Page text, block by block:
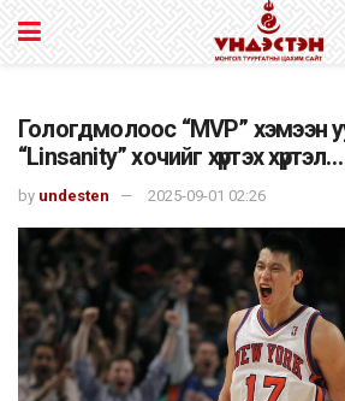
Гологдмолоос “MVP” хэмээн
“Linsanity” хочийг хүртэх хүртэл…
by undesten 2025-09-01 02:26